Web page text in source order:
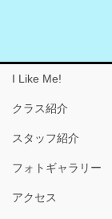
I Like Me!
クラス紹介
スタッフ紹介
フォトギャラリー
アクセス